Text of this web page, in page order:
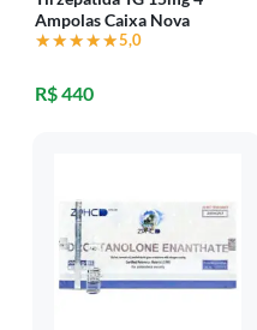
Ampolas Caixa Nova
★★★★★
★★★★★5,0
R$ 440